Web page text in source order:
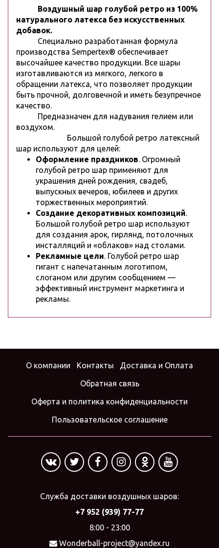
Воздушный шар голубой ретро из 100%
натурального латекса без искусственных
добавок.
Специально разработанная формула
производства Sempertex® обеспечивает
высочайшее качество продукции. Все шары
изготавливаются из мягкого, легкого в
обращении латекса, что позволяет продукции
быть прочной, долговечной и иметь безупречное
качество.
Предназначен для надувания гелием или
воздухом.
Большой голубой ретро латексный
шар используют для целей:
Оформление праздников . Огромный
голубой ретро шар применяют для
украшения дней рождения, свадеб,
выпускных вечеров, юбилеев и других
торжественных мероприятий.
Создание декоративных композиций
Большой голубой ретро шар используют
для создания арок, гирлянд, потолочных
инсталляций и «облаков» над столами.
Рекламные цели . Голубой ретро шар
гигант с напечатанным логотипом,
слоганом или другим сообщением —
эффективный инструмент маркетинга и
рекламы.
О компании Контакты Доставка и Оплата
Обратная связь
Оферта и политика конфиденциальности
Пользовательское соглашение
Служба доставки воздушных шаров:
+7 952 (939) 77-77
8:00 - 23:00
Wonderball-project@yandex.ru